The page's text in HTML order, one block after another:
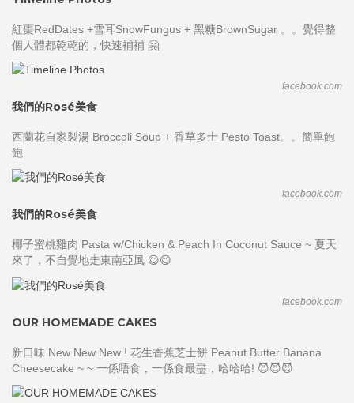
紅棗RedDates +雪耳SnowFungus + 黑糖BrownSugar 。。覺得整
個人體都乾乾的，快速補補 🤗
facebook.com
我們的Rosé美食
西蘭花自家製湯 Broccoli Soup + 香草多士 Pesto Toast。。簡單飽
飽
facebook.com
我們的Rosé美食
椰子蜜桃雞肉 Pasta w/Chicken & Peach In Coconut Sauce ~ 夏天
來了，不自覺地走東南亞風 😋😋
facebook.com
OUR HOMEMADE CAKES
新口味 New New New ! 花生香蕉芝士餅 Peanut Butter Banana
Cheesecake ~ ~ 一係唔食，一係食最盡，哈哈哈! 😈😈😈